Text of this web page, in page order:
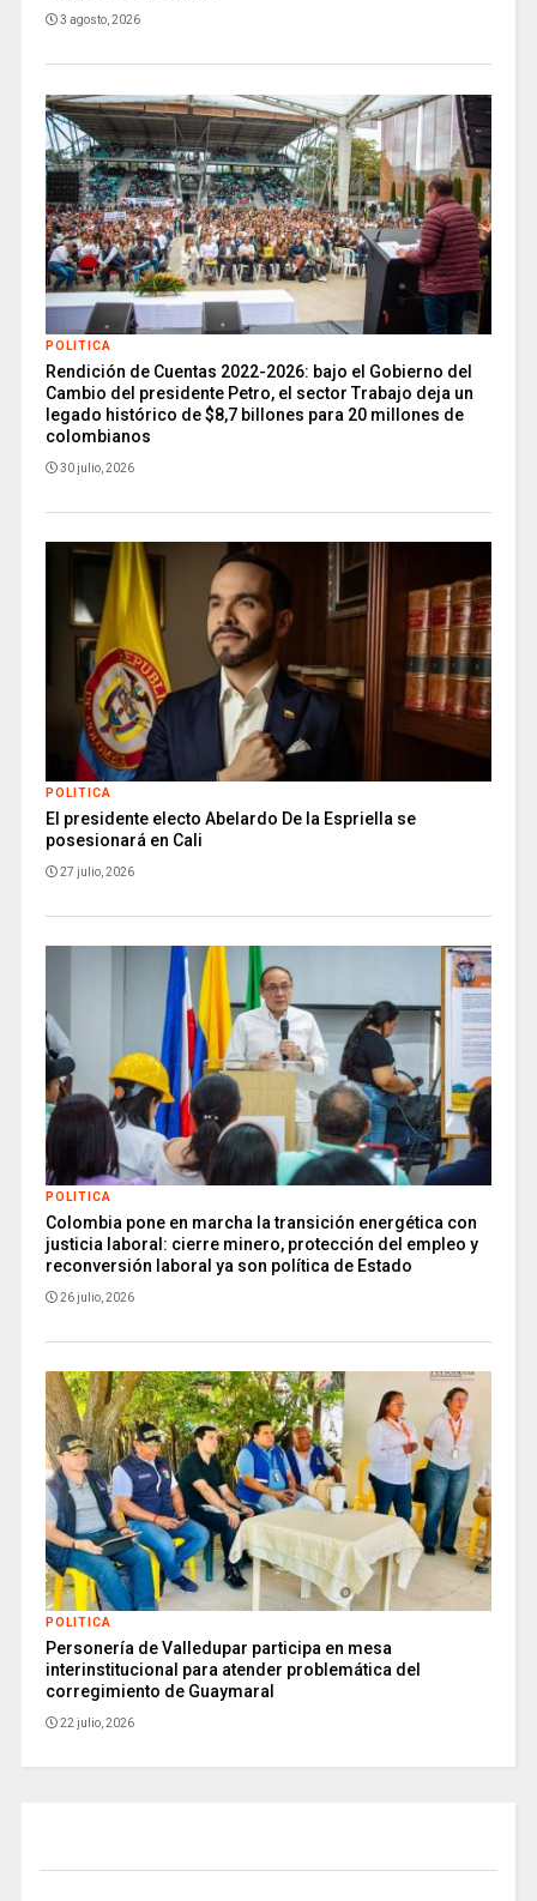
3 agosto, 2026
POLITICA
Rendición de Cuentas 2022-2026: bajo el Gobierno del
Cambio del presidente Petro, el sector Trabajo deja un
legado histórico de $8,7 billones para 20 millones de
colombianos
30 julio, 2026
POLITICA
El presidente electo Abelardo De la Espriella se
posesionará en Cali
27 julio, 2026
POLITICA
Colombia pone en marcha la transición energética con
justicia laboral: cierre minero, protección del empleo y
reconversión laboral ya son política de Estado
26 julio, 2026
POLITICA
Personería de Valledupar participa en mesa
interinstitucional para atender problemática del
corregimiento de Guaymaral
22 julio, 2026